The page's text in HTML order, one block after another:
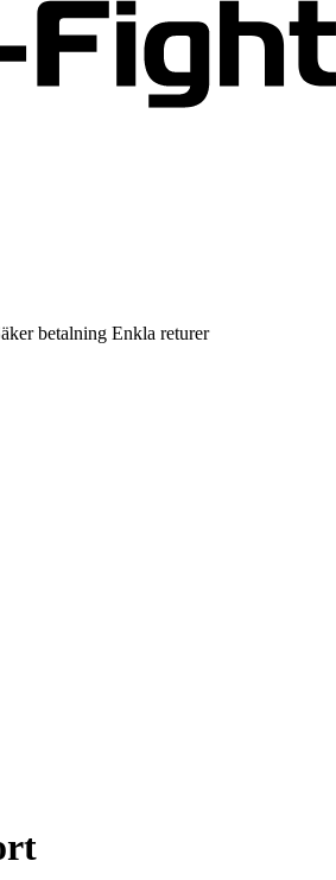
betalning Enkla returer